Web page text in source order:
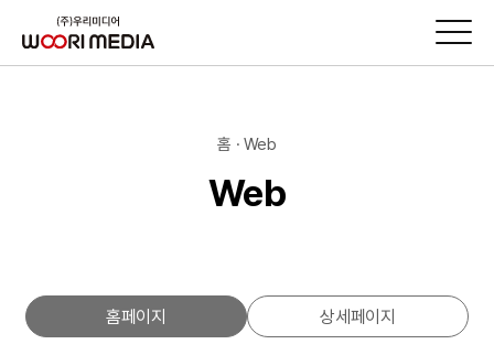
홈 · Web
Web
홈페이지 상세페이지